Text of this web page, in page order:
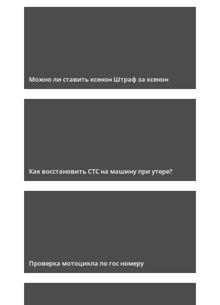
Можно ли ставить ксенон Штраф за ксенон
Как восстановить СТС на машину при утере?
Проверка мотоцикла по гос номеру